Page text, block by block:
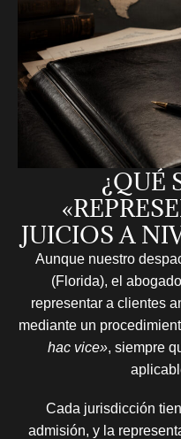
¿QUÉ
JUICIOS A
Aunque nuestro
(Florida), el
representar a clientes
mediante un
hac vice», siempre
Cada jurisdicción
admisión, y la